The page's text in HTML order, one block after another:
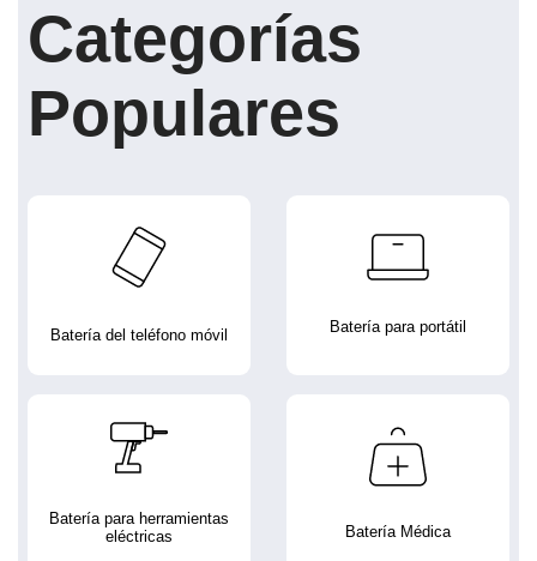
Categorías
Populares
Batería del teléfono móvil Batería para portátil
Batería para herramientas
eléctricas
Batería Médica